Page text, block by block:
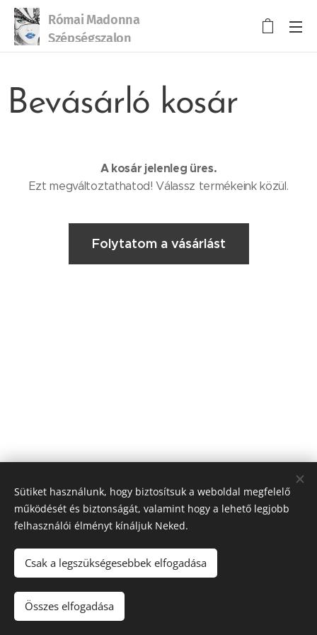
Római Madonna
Szépségszalon
Bevásárló kosár
A kosár jelenleg üres.
Ezt megváltoztathatod! Válassz termékeink közül.
Folytatom a vásárlást
© 2016 Római Madonna Szépségszalon, 1031. Budapest,
Római tér 2.
minden jog fenntartva
Az oldalt a
Sütiket használunk, hogy biztosítsuk a weboldal megfelelő
működését és biztonságát, valamint hogy a lehető legjobb
felhasználói élményt kínáljuk Neked.
Csak a legszükségesebbek elfogadása
Összes elfogadása